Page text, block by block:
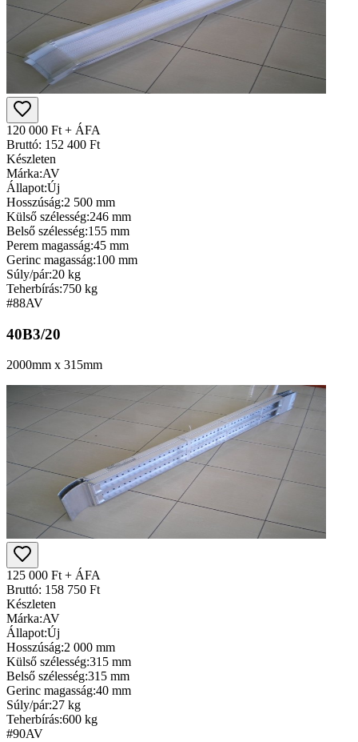
120 000 Ft + ÁFA
Bruttó: 152 400 Ft
Készleten
Márka:AV
Állapot:Új
Hosszúság:2 500 mm
Külső szélesség:246 mm
Belső szélesség:155 mm
Perem magasság:45 mm
Gerinc magasság:100 mm
Súly/pár:20 kg
Teherbírás:750 kg
#88AV
40B3/20
2000mm x 315mm
125 000 Ft + ÁFA
Bruttó: 158 750 Ft
Készleten
Márka:AV
Állapot:Új
Hosszúság:2 000 mm
Külső szélesség:315 mm
Belső szélesség:315 mm
Gerinc magasság:40 mm
Súly/pár:27 kg
Teherbírás:600 kg
#90AV